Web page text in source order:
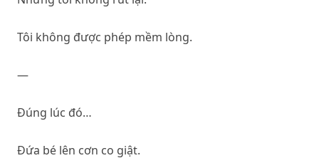
Tôi không được phép mềm lòng.
—
Đúng lúc đó…
Đứa bé lên cơn co giật.